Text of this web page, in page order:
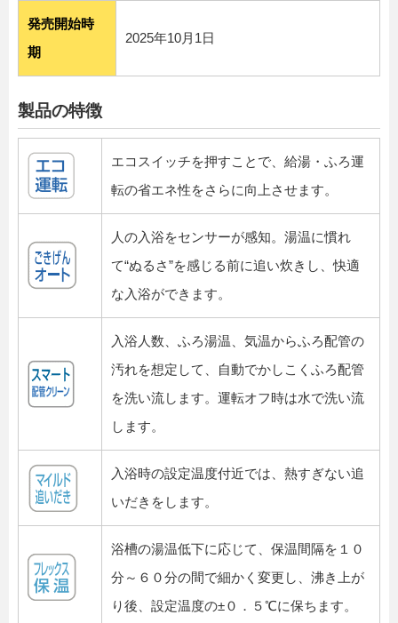
発売開始時
期
2025年10月1日
製品の特徴
エコスイッチを押すことで、給湯・ふろ運
転の省エネ性をさらに向上させます。
人の入浴をセンサーが感知。湯温に慣れ
て“ぬるさ”を感じる前に追い炊きし、快適
な入浴ができます。
入浴人数、ふろ湯温、気温からふろ配管の
汚れを想定して、自動でかしこくふろ配管
を洗い流します。運転オフ時は水で洗い流
します。
入浴時の設定温度付近では、熱すぎない追
いだきをします。
浴槽の湯温低下に応じて、保温間隔を１０
分～６０分の間で細かく変更し、沸き上が
り後、設定温度の±０．５℃に保ちます。